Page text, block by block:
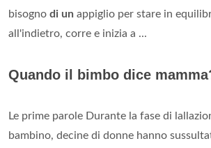
bisogno di un appiglio per stare in
all'indietro, corre e inizia a ...
Quando il bimbo dice
Le prime parole Durante la fase di
bambino, decine di donne hanno